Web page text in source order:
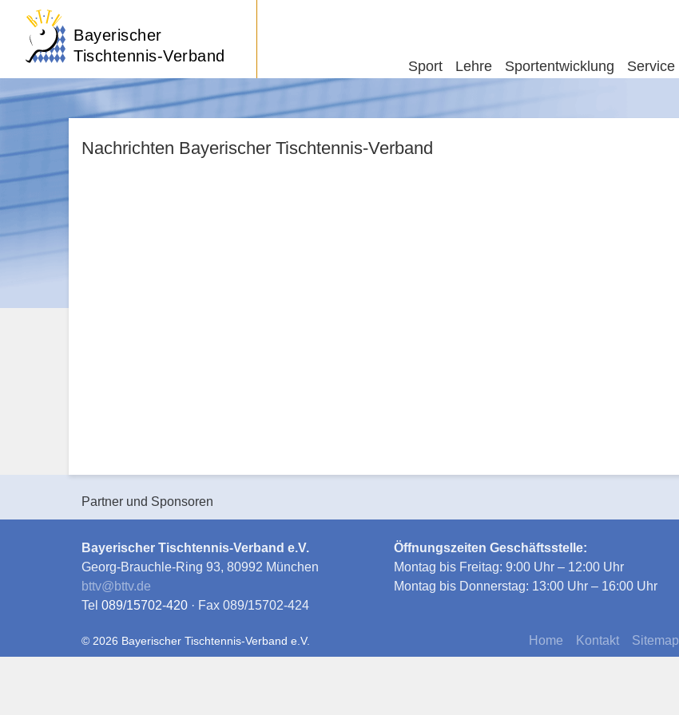
Bayerischer
Tischtennis-Verband
Sport Lehre Sportentwicklung Service
Nachrichten Bayerischer Tischtennis-Verband
Partner und Sponsoren
Bayerischer Tischtennis-Verband e.V.
Georg-Brauchle-Ring 93, 80992 München
bttv@bttv.de
Tel 089/15702-420 · Fax 089/15702-424
Öffnungszeiten Geschäftsstelle:
Montag bis Freitag: 9:00 Uhr – 12:00 Uhr
Montag bis Donnerstag: 13:00 Uhr – 16:00 Uhr
Home Kontakt Sitemap
© 2026 Bayerischer Tischtennis-Verband e.V.